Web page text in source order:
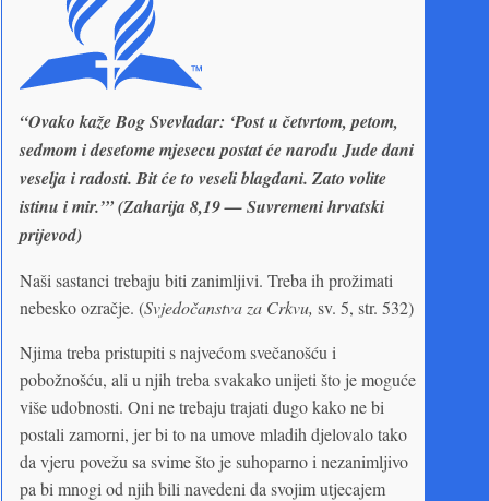
“Ovako kaže Bog Svevladar: ‘Post u četvrtom, petom,
sedmom i desetome mjesecu postat će narodu Jude dani
veselja i radosti. Bit će to veseli blagdani. Zato volite
istinu i mir.’” (Zaharija 8,19 — Suvremeni hrvatski
prijevod)
Naši sastanci trebaju biti zanimljivi. Treba ih prožimati
nebesko ozračje. (Svjedočanstva za Crkvu, sv. 5, str. 532)
Njima treba pristupiti s najvećom svečanošću i
pobožnošću, ali u njih treba svakako unijeti što je moguće
više udobnosti. Oni ne trebaju trajati dugo kako ne bi
postali zamorni, jer bi to na umove mladih djelovalo tako
da vjeru povežu sa svime što je suhoparno i nezanimljivo
pa bi mnogi od njih bili navedeni da svojim utjecajem